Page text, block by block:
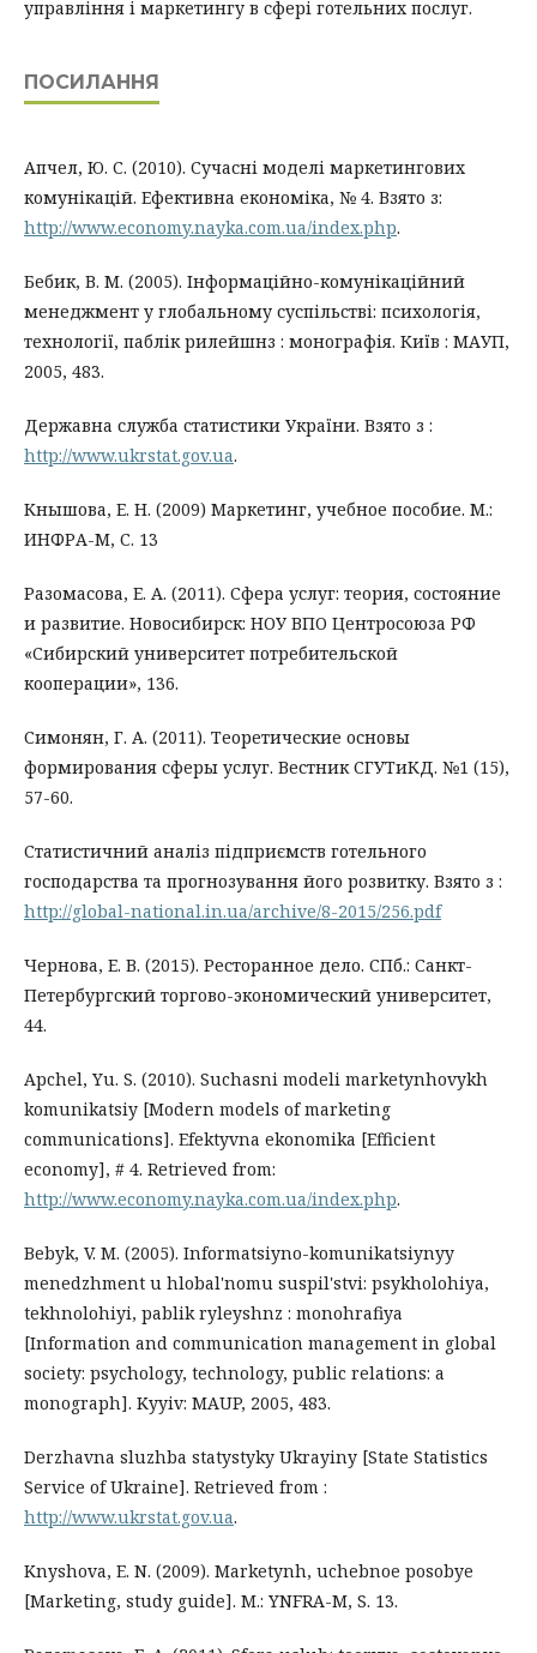
управління і маркетингу в сфері готельних послуг.
ПОСИЛАННЯ
Апчел, Ю. С. (2010). Сучасні моделі маркетингових
комунікацій. Ефективна економіка, № 4. Взято з:
http://www.economy.nayka.com.ua/index.php.
Бебик, В. М. (2005). Інформаційно-комунікаційний
менеджмент у глобальному суспільстві: психологія,
технології, паблік рилейшнз : монографія. Київ : МАУП,
2005, 483.
Державна служба статистики України. Взято з :
http://www.ukrstat.gov.ua.
Кнышова, Е. Н. (2009) Маркетинг, учебное пособие. М.:
ИНФРА-М, С. 13
Разомасова, Е. А. (2011). Сфера услуг: теория, состояние
и развитие. Новосибирск: НОУ ВПО Центросоюза РФ
«Сибирский университет потребительской
кооперации», 136.
Симонян, Г. А. (2011). Теоретические основы
формирования сферы услуг. Вестник СГУТиКД. №1 (15),
57-60.
Статистичний аналіз підприємств готельного
господарства та прогнозування його розвитку. Взято з :
http://global-national.in.ua/archive/8-2015/256.pdf
Чернова, Е. В. (2015). Ресторанное дело. СПб.: Санкт-
Петербургский торгово-экономический университет,
44.
Apchel, Yu. S. (2010). Suchasni modeli marketynhovykh
komunikatsiy [Modern models of marketing
communications]. Efektyvna ekonomika [Efficient
economy], # 4. Retrieved from:
http://www.economy.nayka.com.ua/index.php.
Bebyk, V. M. (2005). Informatsiyno-komunikatsiynyy
menedzhment u hlobal'nomu suspil'stvi: psykholohiya,
tekhnolohiyi, pablik ryleyshnz : monohrafiya
[Information and communication management in global
society: psychology, technology, public relations: a
monograph]. Kyyiv: MAUP, 2005, 483.
Derzhavna sluzhba statystyky Ukrayiny [State Statistics
Service of Ukraine]. Retrieved from :
http://www.ukrstat.gov.ua.
Knyshova, E. N. (2009). Marketynh, uchebnoe posobye
[Marketing, study guide]. M.: YNFRA-M, S. 13.